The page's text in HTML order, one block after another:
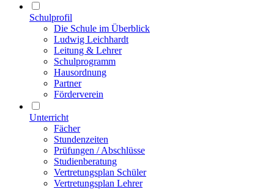
Schulprofil
Die Schule im Überblick
Ludwig Leichhardt
Leitung & Lehrer
Schulprogramm
Hausordnung
Partner
Förderverein
Unterricht
Fächer
Stundenzeiten
Prüfungen / Abschlüsse
Studienberatung
Vertretungsplan Schüler
Vertretungsplan Lehrer